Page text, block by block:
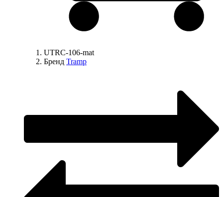
UTRC-106-mat
Бренд Tramp